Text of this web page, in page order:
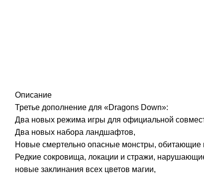
Описание
Третье дополнение для «Dragons Down»:
Два новых режима игры для официальной
Два новых набора ландшафтов,
Новые смертельно опасные монстры, обитающие
Редкие сокровища, локации и стражи,
новые заклинания всех цветов магии,